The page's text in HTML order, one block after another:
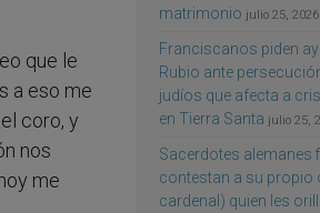
que le
a eso me
coro, y
nos
me
matrimonio julio 25, 2026
Franciscanos piden
Rubio ante
judíos que afecta a
en Tierra Santa julio 25,
Sacerdotes alemanes
contestan a su propio
cardenal) quien les